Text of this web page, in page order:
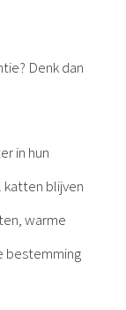
Denk dan
in hun
blijven
warme
bestemming